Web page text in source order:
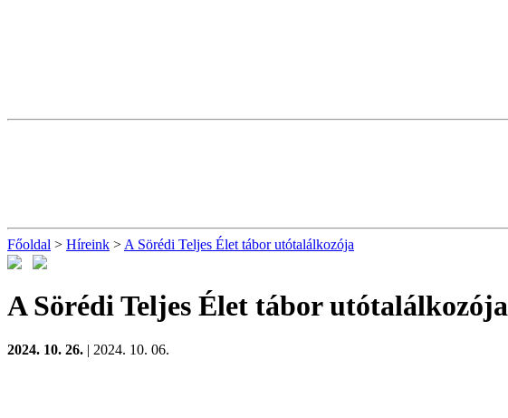
Főoldal > Híreink > A Sörédi Teljes Élet tábor utótalálkozója
A Sörédi Teljes Élet tábor utótalálkozója
2024. 10. 26. | 2024. 10. 06.